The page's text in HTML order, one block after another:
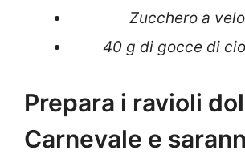
Zucchero a
40 g di gocce di
Prepara i ravioli
Carnevale e